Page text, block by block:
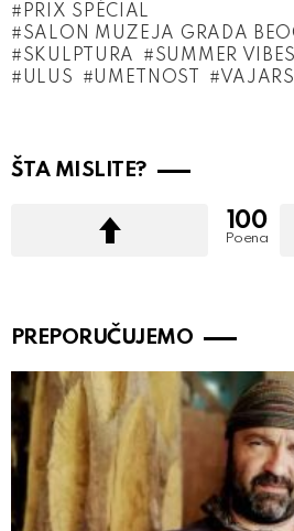
PRIX SPÉCIAL
SALON MUZEJA GRADA
SKULPTURA
SUMMER VIBES
ULUS
UMETNOST
ŠTA MISLITE?
100
Poena
PREPORUČUJEMO